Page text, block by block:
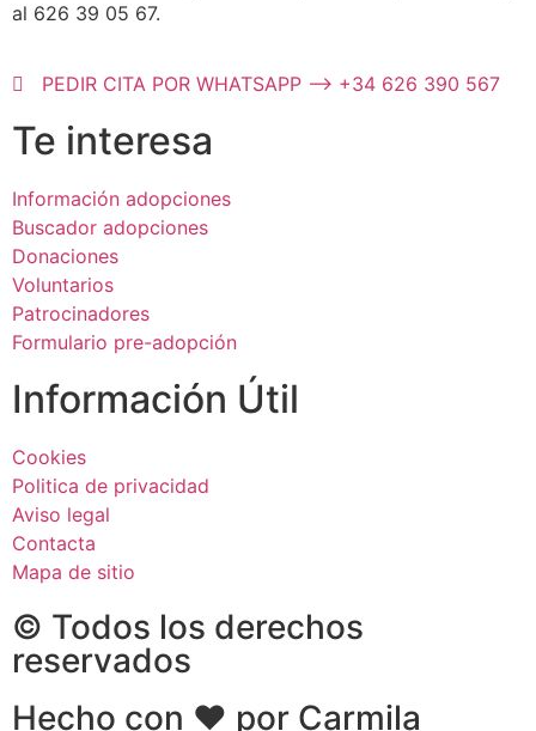
al 626 39 05 67.
PEDIR CITA POR WHATSAPP --> +34 626 390 567
Te interesa
Información adopciones
Buscador adopciones
Donaciones
Voluntarios
Patrocinadores
Formulario pre-adopción
Información Útil
Cookies
Politica de privacidad
Aviso legal
Contacta
Mapa de sitio
© Todos los derechos
reservados
Hecho con ❤ por Carmila